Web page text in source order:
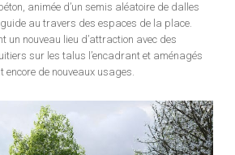
animée d’un semis aléatoire de dalles
au travers des espaces de la place.
un nouveau lieu d’attraction avec des
sur les talus l’encadrant et aménagés
de nouveaux usages.